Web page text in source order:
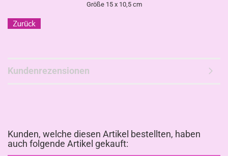
Größe 15 x 10,5 cm
Kundenrezensionen
Kunden, welche diesen Artikel bestellten, haben
auch folgende Artikel gekauft: